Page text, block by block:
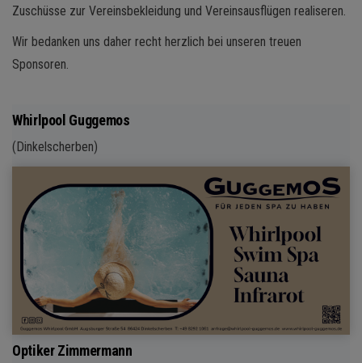
Zuschüsse zur Vereinsbekleidung und Vereinsausflügen realiseren.
Wir bedanken uns daher recht herzlich bei unseren treuen
Sponsoren.
Whirlpool Guggemos
(Dinkelscherben)
Optiker Zimmermann